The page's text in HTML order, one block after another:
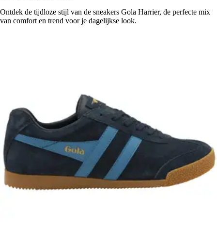
Ontdek de tijdloze stijl van de sneakers Gola Harrier, de perfecte mix
van comfort en trend voor je dagelijkse look.